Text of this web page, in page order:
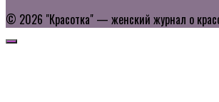
© 2026 "Красотка" — женский журнал о